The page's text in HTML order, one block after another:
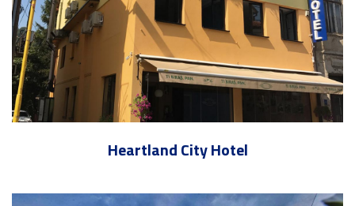
Heartland City Hotel